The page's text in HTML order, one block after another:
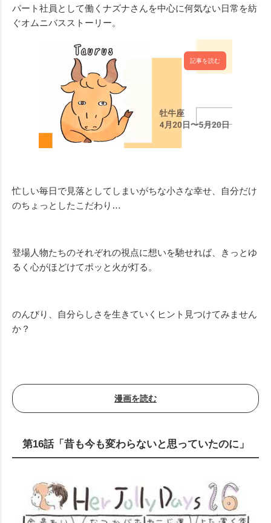
パート社員として働くナズナさんを中心に何気ない日常を紡
ぐオムニバスストーリー。
記事を読む
忙しい毎日で見落としてしまいがちな小さな幸せ、自分だけ
のちょっとしたこだわり…
登場人物たちのそれぞれの視点に想いを馳せれば、きっとゆ
るく心がほどけてポッと火が灯る。
のんびり、自分らしさを生きていくヒント見つけてみません
か？
漫画を読む
第16話「昔も今も変わらないと思っていたのに」